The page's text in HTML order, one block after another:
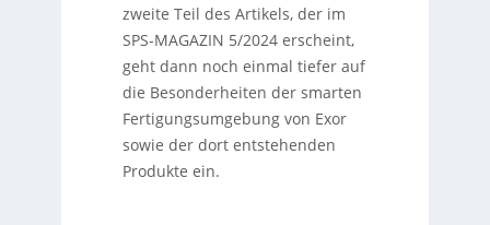
zweite Teil des Artikels, der im
SPS-MAGAZIN 5/2024 erscheint,
geht dann noch einmal tiefer auf
die Besonderheiten der smarten
Fertigungsumgebung von Exor
sowie der dort entstehenden
Produkte ein.